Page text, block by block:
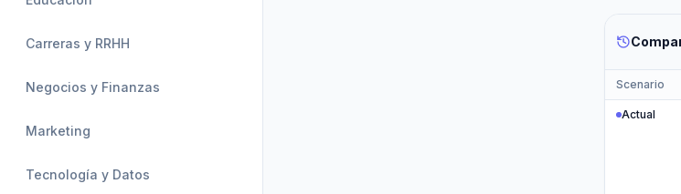
Carreras y RRHH
Negocios y Finanzas
Marketing
Tecnología y Datos
Scenario
Actual